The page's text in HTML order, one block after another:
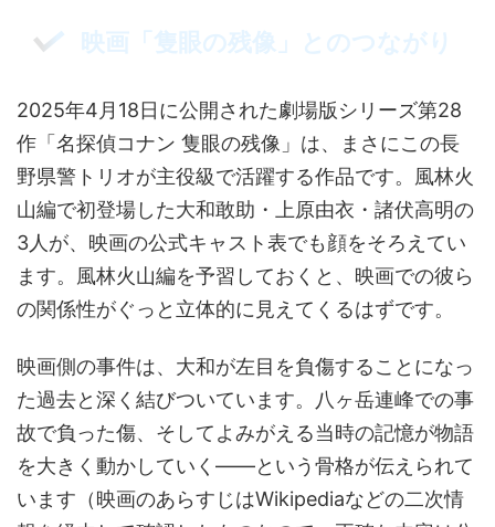
映画「隻眼の残像」とのつながり
2025年4月18日に公開された劇場版シリーズ第28
作「名探偵コナン 隻眼の残像」は、まさにこの長
野県警トリオが主役級で活躍する作品です。風林火
山編で初登場した大和敢助・上原由衣・諸伏高明の
3人が、映画の公式キャスト表でも顔をそろえてい
ます。風林火山編を予習しておくと、映画での彼ら
の関係性がぐっと立体的に見えてくるはずです。
映画側の事件は、大和が左目を負傷することになっ
た過去と深く結びついています。八ヶ岳連峰での事
故で負った傷、そしてよみがえる当時の記憶が物語
を大きく動かしていく——という骨格が伝えられて
います（映画のあらすじはWikipediaなどの二次情